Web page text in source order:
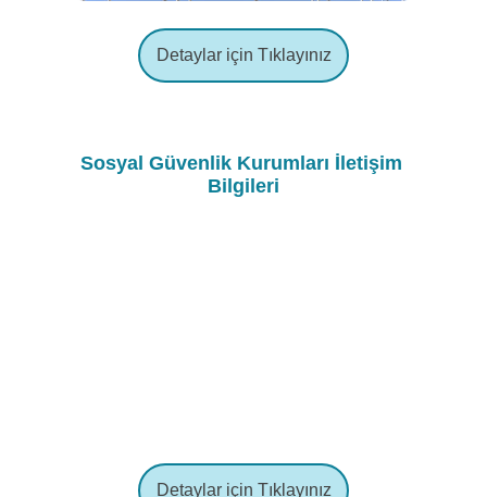
Sosyal Güvenlik Kurumları İletişim
Bilgileri
Detaylar için Tıklayınız
Detaylar için Tıklayınız